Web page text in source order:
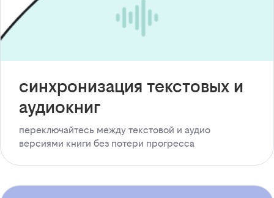
синхронизация текстовых и
аудиокниг
переключайтесь между текстовой и аудио
версиями книги без потери прогресса